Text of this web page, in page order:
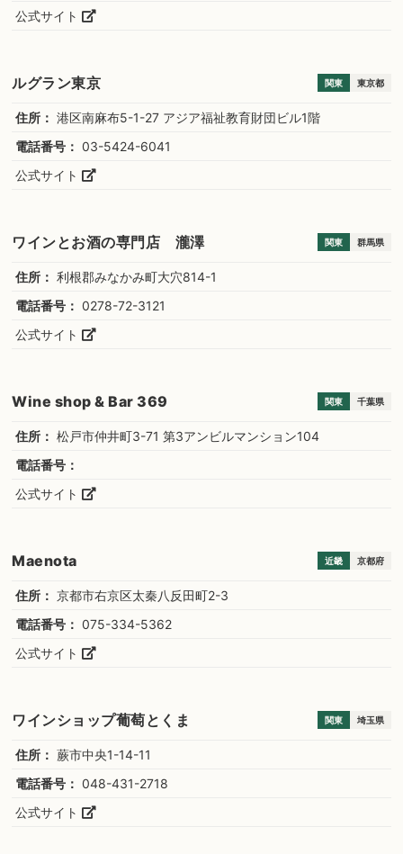
公式サイト
ルグラン東京 関東 東京都
住所： 港区南麻布5-1-27 アジア福祉教育財団ビル1階
電話番号： 03-5424-6041
公式サイト
ワインとお酒の専門店 瀧澤 関東 群馬県
住所： 利根郡みなかみ町大穴814-1
電話番号： 0278-72-3121
公式サイト
Wine shop & Bar 369 関東 千葉県
住所： 松戸市仲井町3-71 第3アンビルマンション104
電話番号：
公式サイト
Maenota 近畿 京都府
住所： 京都市右京区太秦八反田町2-3
電話番号： 075-334-5362
公式サイト
ワインショップ葡萄とくま 関東 埼玉県
住所： 蕨市中央1-14-11
電話番号： 048-431-2718
公式サイト